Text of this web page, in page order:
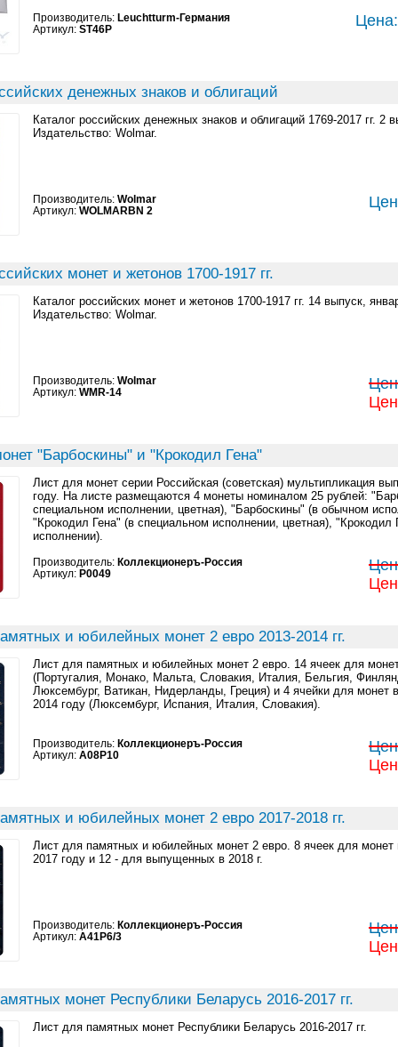
Производитель: Leuchtturm-Германия
Артикул: ST46P
денежных знаков и облигаций
Каталог российских денежных знаков и облигаций 1769-2017 гг. 2
Издательство: Wolmar.
Производитель: Wolmar
Артикул: WOLMARBN 2
монет и жетонов 1700-1917 гг.
Каталог российских монет и жетонов 1700-1917 гг. 14 выпуск,
Издательство: Wolmar.
Производитель: Wolmar
Артикул: WMR-14
"Барбоскины" и "Крокодил Гена"
Лист для монет серии Российская (советская) мультипликация
году. На листе размещаются 4 монеты номиналом 25 рублей:
специальном исполнении, цветная), "Барбоскины" (в обычном
"Крокодил Гена" (в специальном исполнении, цветная), "Крокодил
исполнении).
Производитель: Коллекционеръ-Россия
Артикул: P0049
и юбилейных монет 2 евро 2013-2014 гг.
Лист для памятных и юбилейных монет 2 евро. 14 ячеек для
(Португалия, Монако, Мальта, Словакия, Италия, Бельгия,
Люксембург, Ватикан, Нидерланды, Греция) и 4 ячейки для монет
2014 году (Люксембург, Испания, Италия, Словакия).
Производитель: Коллекционеръ-Россия
Артикул: A08P10
и юбилейных монет 2 евро 2017-2018 гг.
Лист для памятных и юбилейных монет 2 евро. 8 ячеек для
2017 году и 12 - для выпущенных в 2018 г.
Производитель: Коллекционеръ-Россия
Артикул: A41P6/3
монет Республики Беларусь 2016-2017 гг.
Лист для памятных монет Республики Беларусь 2016-2017 гг.